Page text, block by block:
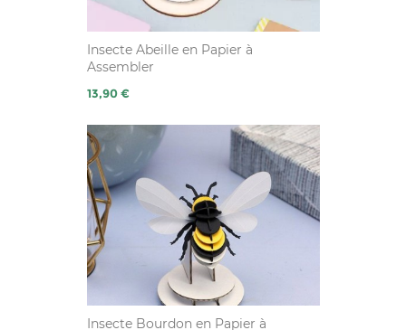
Insecte Abeille en Papier à
Assembler
Prix
13,90 €
Insecte Bourdon en Papier à